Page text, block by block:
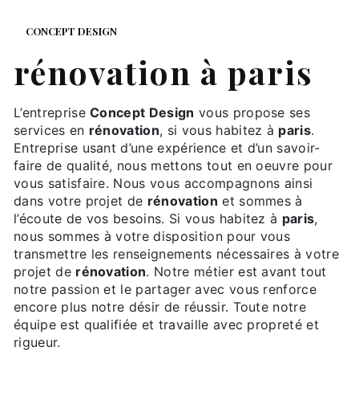
CONCEPT DESIGN
rénovation à paris
L’entrepriseConcept Design vous propose ses
services en rénovation, si vous habitez à paris.
Entreprise usant d’une expérience et d’un savoir-
faire de qualité, nous mettons tout en oeuvre pour
vous satisfaire. Nous vous accompagnons ainsi
dans votre projet de rénovation et sommes à
l’écoute de vos besoins. Si vous habitez à paris,
nous sommes à votre disposition pour vous
transmettre les renseignements nécessaires à votre
projet de rénovation. Notre métier est avant tout
notre passion et le partager avec vous renforce
encore plus notre désir de réussir. Toute notre
équipe est qualifiée et travaille avec propreté et
rigueur.